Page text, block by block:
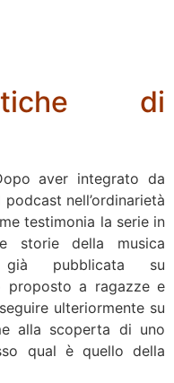
di
aver integrato da
nell’ordinarietà
testimonia la serie in
storie della musica
pubblicata su
proposto a ragazze e
ulteriormente su
alla scoperta di uno
qual è quello della